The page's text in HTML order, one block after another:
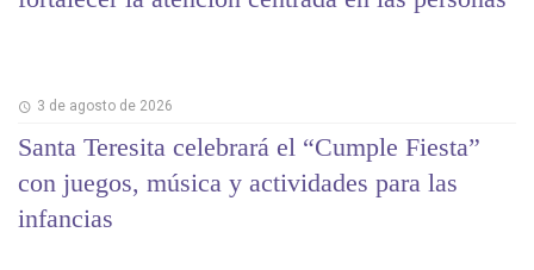
3 de agosto de 2026
Santa Teresita celebrará el “Cumple Fiesta”
con juegos, música y actividades para las
infancias